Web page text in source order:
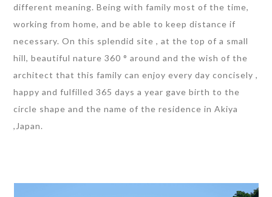
different meaning. Being with family most of the time,
working from home, and be able to keep distance if
necessary. On this splendid site , at the top of a small
hill, beautiful nature 360 ° around and the wish of the
architect that this family can enjoy every day concisely ,
happy and fulfilled 365 days a year gave birth to the
circle shape and the name of the residence in Akiya
,Japan.